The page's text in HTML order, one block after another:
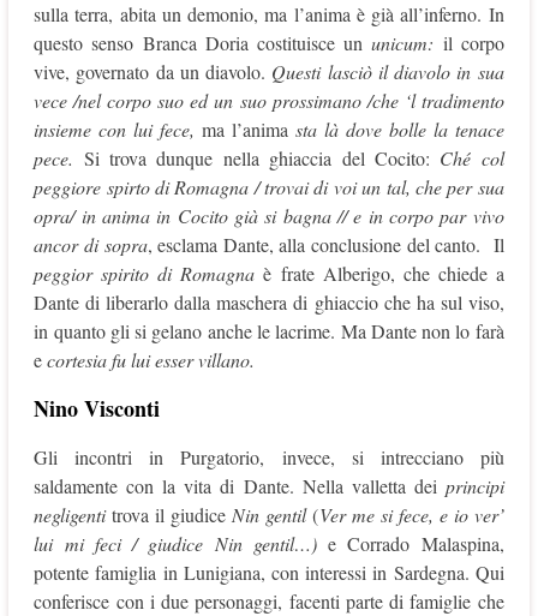
sulla terra, abita un demonio, ma l’anima è già all’inferno. In
questo senso Branca Doria costituisce ununicum: il corpo
vive, governato da un diavolo. Questi lasciò il diavolo in sua
vece /nel corpo suo ed un suo prossimano /che ‘l tradimento
insieme con lui fece,ma l’anima sta là dove bolle la tenace
pece. Si trova dunque nella ghiaccia del Cocito: Ché col
peggiore spirto di Romagna / trovai di voi un tal, che per sua
opra/ in anima in Cocito già si bagna // e in corpo par vivo
ancor di sopra, esclama Dante, alla conclusione del canto. Il
peggior spirito di Romagna è frate Alberigo, che chiede a
Dante di liberarlo dalla maschera di ghiaccio che ha sul viso,
in quanto gli si gelano anche le lacrime. Ma Dante non lo farà
ecortesia fu lui esser villano.
Nino Visconti
Gli incontri in Purgatorio, invece, si intrecciano più
saldamente con la vita di Dante. Nella valletta dei principi
negligentitrova il giudice Nin gentil(Ver me si fece, e io ver’
lui mi feci / giudice Nin gentil…)e Corrado Malaspina,
potente famiglia in Lunigiana, con interessi in Sardegna. Qui
conferisce con i due personaggi, facenti parte di famiglie che